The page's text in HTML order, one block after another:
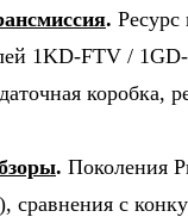
.
1KD-FTV /
коробка,
. Поколения
сравнения с